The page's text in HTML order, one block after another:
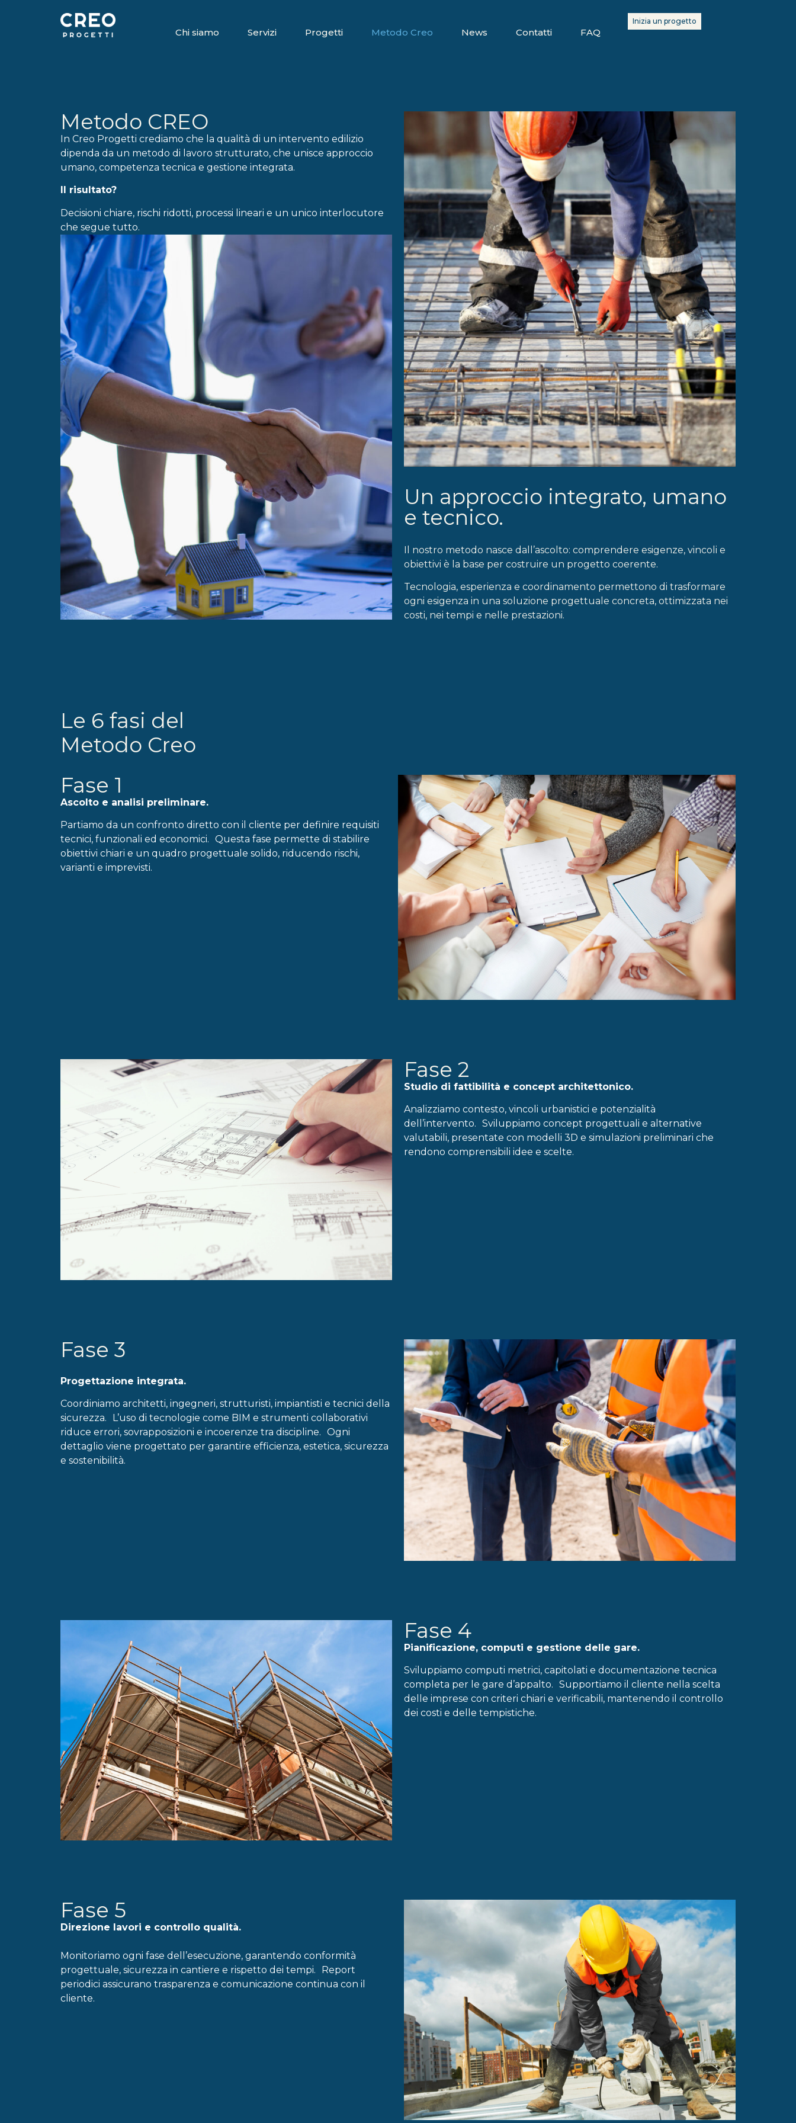
Chi siamo Servizi Progetti Metodo Creo News Contatti FAQ
Inizia un progetto
Metodo CREO
In Creo Progetti crediamo che la qualità di un intervento edilizio
dipenda da un metodo di lavoro strutturato, che unisce approccio
umano, competenza tecnica e gestione integrata.
Il risultato?
Decisioni chiare, rischi ridotti, processi lineari e un unico interlocutore
che segue tutto.
Un approccio integrato, umano
e tecnico.
Il nostro metodo nasce dall’ascolto: comprendere esigenze, vincoli e
obiettivi è la base per costruire un progetto coerente.
Tecnologia, esperienza e coordinamento permettono di trasformare
ogni esigenza in una soluzione progettuale concreta, ottimizzata nei
costi, nei tempi e nelle prestazioni.
Le 6 fasi del
Metodo Creo
Fase 1
Ascolto e analisi preliminare.
Partiamo da un confronto diretto con il cliente per definire requisiti
tecnici, funzionali ed economici. Questa fase permette di stabilire
obiettivi chiari e un quadro progettuale solido, riducendo rischi,
varianti e imprevisti.
Fase 2
Studio di fattibilità e concept architettonico.
Analizziamo contesto, vincoli urbanistici e potenzialità
dell’intervento. Sviluppiamo concept progettuali e alternative
valutabili, presentate con modelli 3D e simulazioni preliminari che
rendono comprensibili idee e scelte.
Fase 3
Progettazione integrata.
Coordiniamo architetti, ingegneri, strutturisti, impiantisti e tecnici della
sicurezza. L’uso di tecnologie come BIM e strumenti collaborativi
riduce errori, sovrapposizioni e incoerenze tra discipline. Ogni
dettaglio viene progettato per garantire efficienza, estetica, sicurezza
e sostenibilità.
Fase 4
Pianificazione, computi e gestione delle gare.
Sviluppiamo computi metrici, capitolati e documentazione tecnica
completa per le gare d’appalto. Supportiamo il cliente nella scelta
delle imprese con criteri chiari e verificabili, mantenendo il controllo
dei costi e delle tempistiche.
Fase 5
Direzione lavori e controllo qualità.
Monitoriamo ogni fase dell’esecuzione, garantendo conformità
progettuale, sicurezza in cantiere e rispetto dei tempi. Report
periodici assicurano trasparenza e comunicazione continua con il
cliente.